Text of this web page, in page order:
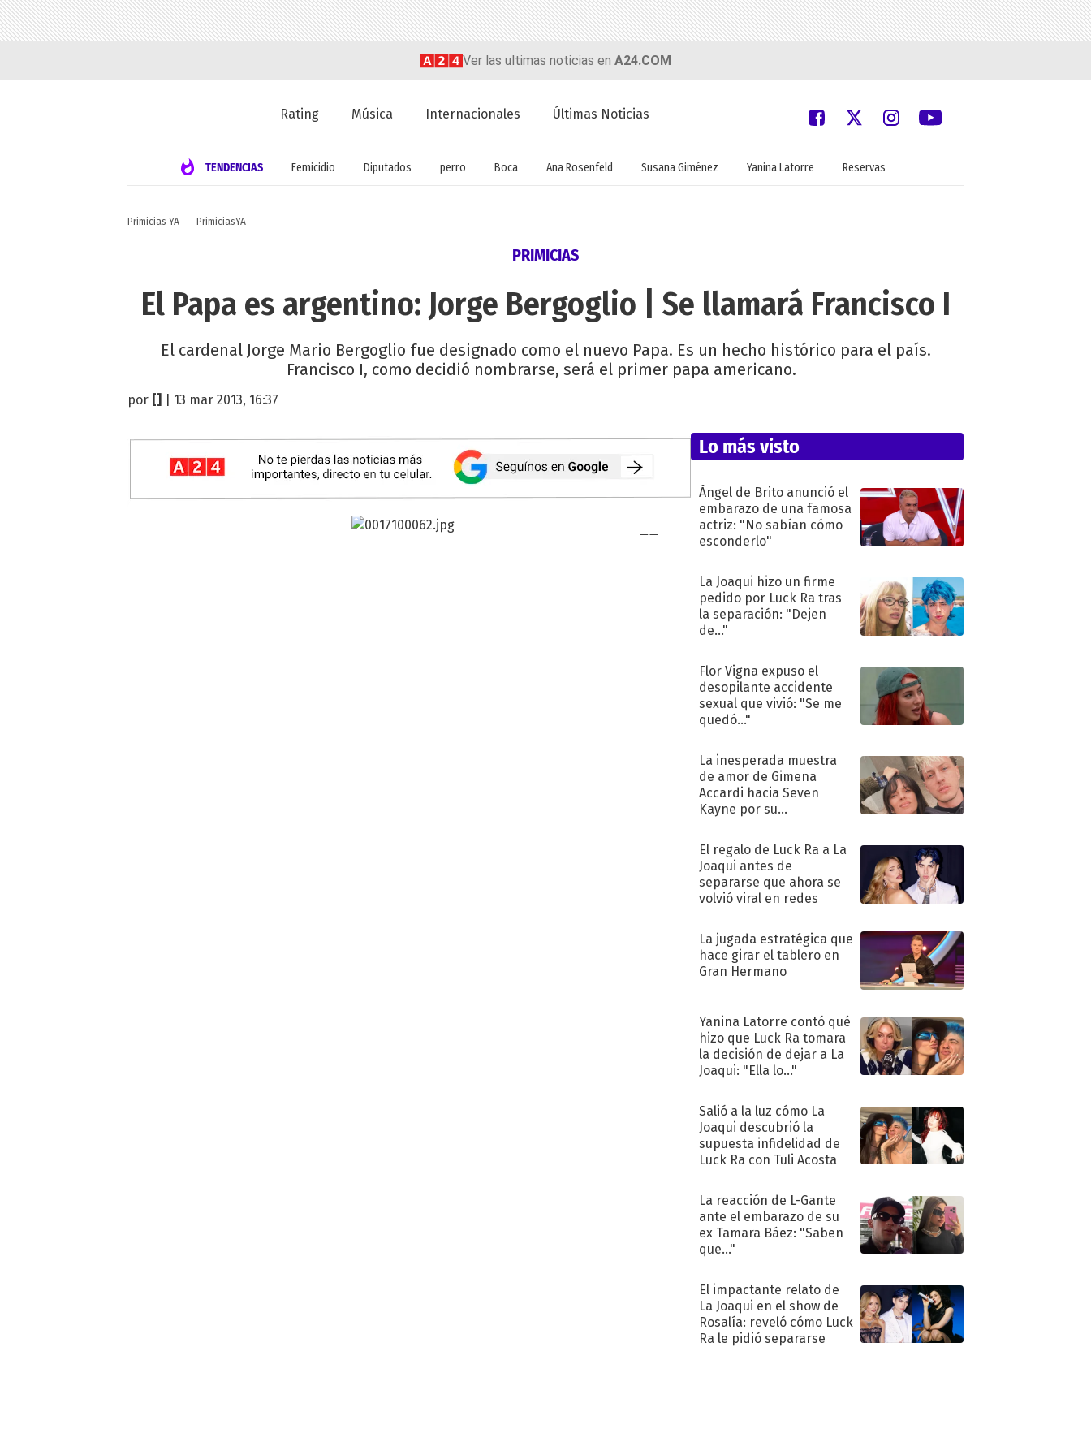
Ver las ultimas noticias en A24.COM
Rating Música Internacionales Últimas Noticias
TENDENCIAS Femicidio Diputados perro Boca Ana Rosenfeld Susana Giménez Yanina Latorre Reservas
Primicias YA PrimiciasYA
PRIMICIAS
El Papa es argentino: Jorge Bergoglio | Se llamará Francisco I
El cardenal Jorge Mario Bergoglio fue designado como el nuevo Papa. Es un hecho histórico para el país.
Francisco I, como decidió nombrarse, será el primer papa americano.
por | 13 mar 2013, 16:37
Lo más visto
Ángel de Brito anunció el
embarazo de una famosa
actriz: "No sabían cómo
esconderlo"
La Joaqui hizo un firme
pedido por Luck Ra tras
la separación: "Dejen
de..."
Flor Vigna expuso el
desopilante accidente
sexual que vivió: "Se me
quedó..."
La inesperada muestra
de amor de Gimena
Accardi hacia Seven
Kayne por su
El regalo de Luck Ra a La
Joaqui antes de
separarse que ahora se
volvió viral en redes
La jugada estratégica que
hace girar el tablero en
Gran Hermano
Yanina Latorre contó qué
hizo que Luck Ra tomara
la decisión de dejar a La
Joaqui: "Ella lo..."
Salió a la luz cómo La
Joaqui descubrió la
supuesta infidelidad de
Luck Ra con Tuli Acosta
La reacción de L-Gante
ante el embarazo de su
ex Tamara Báez: "Saben
que..."
El impactante relato de
La Joaqui en el show de
Rosalía: reveló cómo Luck
Ra le pidió separarse